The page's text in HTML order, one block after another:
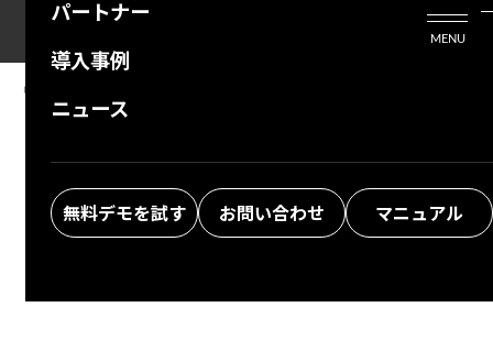
パートナー
導入事例
ニュース
無料デモを試す お問い合わせ マニュアル
MENU
08.14.2024
Developer Function: Scripts: $p.id